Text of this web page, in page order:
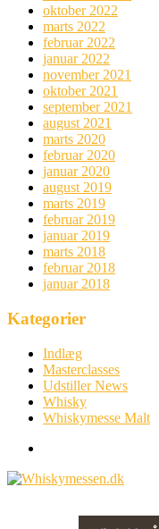
oktober 2022
marts 2022
februar 2022
januar 2022
november 2021
oktober 2021
september 2021
august 2021
marts 2020
februar 2020
januar 2020
august 2019
marts 2019
februar 2019
januar 2019
marts 2018
februar 2018
januar 2018
Kategorier
Indlæg
Masterclasses
Udstiller News
Whisky
Whiskymesse Malt